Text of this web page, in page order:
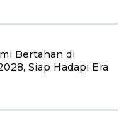
Bertahan di
Siap Hadapi Era